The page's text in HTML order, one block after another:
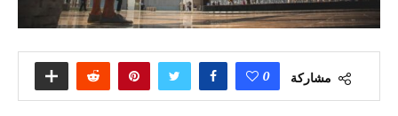
مشاركة 0